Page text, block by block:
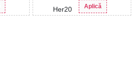
Her20
Aplică